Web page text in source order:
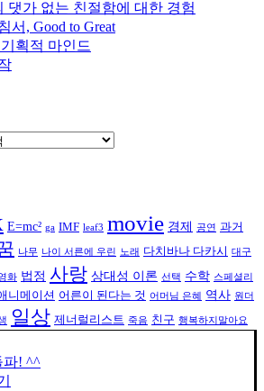
댓가 없는 친절함에 대한 경험
서, Good to Great
획적 마인드
E=mc² ga IMF leaf3 movie 경제 공연 과거
나무 나이 서른에 우린 노래 다치바나 다카시 대구
화 법정 사랑 상대성 이론 선택 수학 스페셜리
니메이션 어른이 된다는 것 어머님 은혜 역사 원더
일상 제너럴리스트 죽음 친구 행복하지말아요
파! ^^